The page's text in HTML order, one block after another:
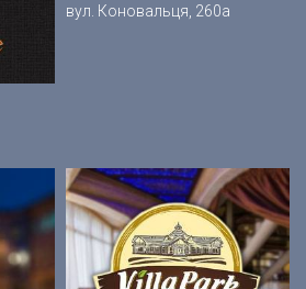
вул. Коновальця, 260а